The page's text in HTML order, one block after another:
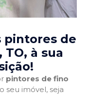
pintores de
TO, à sua
pintores de fino
seu imóvel, seja